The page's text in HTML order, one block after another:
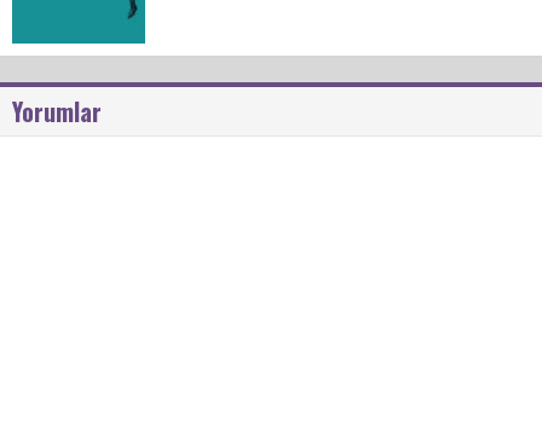
Yorumlar